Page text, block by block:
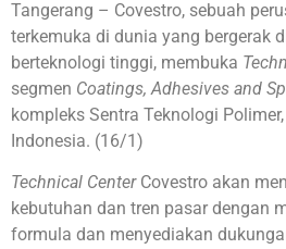
Tangerang – Covestro, sebuah
terkemuka di dunia yang bergerak
berteknologi tinggi, membuka
segmen Coatings, Adhesives and
kompleks Sentra Teknologi
Indonesia. (16/1)
Technical CenterCovestro akan
kebutuhan dan tren pasar dengan
formula dan menyediakan